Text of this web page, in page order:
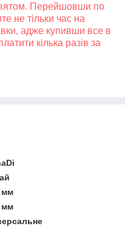
Перейшовши по
не тільки час на
адже купивши все в
кілька разів за
мм
мм